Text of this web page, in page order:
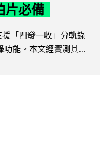
片必備
「四發一收」分軌錄
能。本文經實測其...